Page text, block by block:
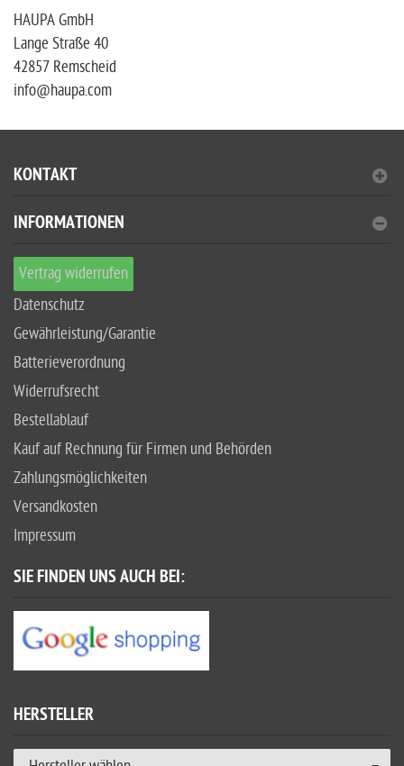
HAUPA GmbH
Lange Straße 40
42857 Remscheid
info@haupa.com
KONTAKT
INFORMATIONEN
Vertrag widerrufen
Datenschutz
Gewährleistung/Garantie
Batterieverordnung
Widerrufsrecht
Bestellablauf
Kauf auf Rechnung für Firmen und Behörden
Zahlungsmöglichkeiten
Versandkosten
Impressum
SIE FINDEN UNS AUCH BEI:
HERSTELLER